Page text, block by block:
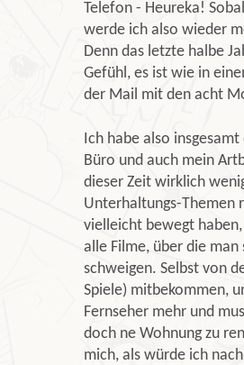
Telefon - Heureka!
werde ich also wieder
Denn das letzte halbe
Gefühl, es ist wie in
der Mail mit den acht
Ich habe also
Büro und auch mein
dieser Zeit wirklich
Unterhaltungs-Themen
vielleicht bewegt
alle Filme, über die man
schweigen. Selbst von
Spiele) mitbekommen,
Fernseher mehr und
doch ne Wohnung zu
mich, als würde ich